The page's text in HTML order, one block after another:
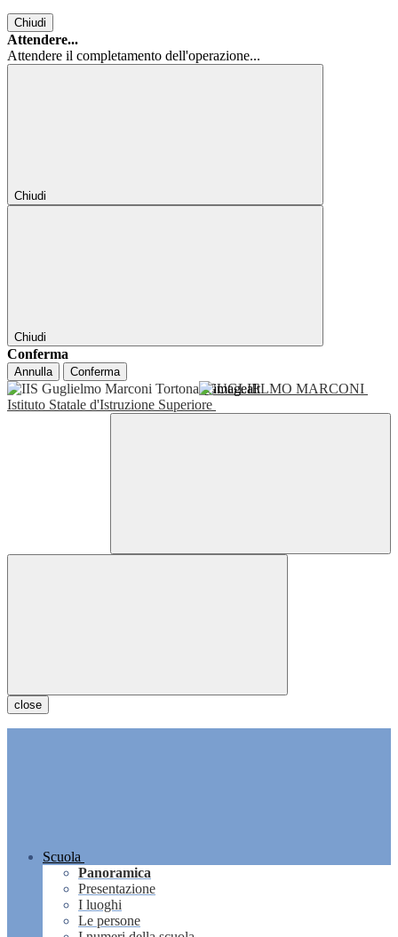
Chiudi
Attendere...
Attendere il completamento dell'operazione...
Chiudi
Chiudi
Conferma
Annulla Conferma
GUGLIELMO MARCONI
Istituto Statale d'Istruzione Superiore
close
Scuola
Panoramica
Presentazione
I luoghi
Le persone